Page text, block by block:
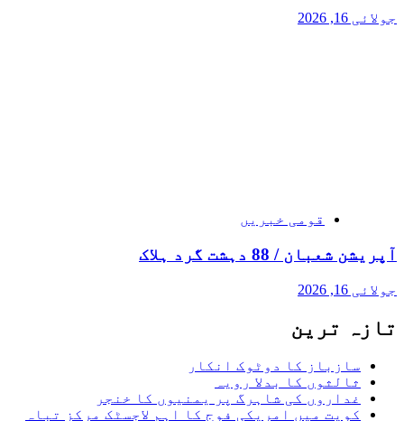
جولائی 16, 2026
قومی خبریں
آپریشن شعبان / 88 دہشت گرد ہلاک
جولائی 16, 2026
تازہ ترین
سازباز کا دوٹوک انکار
ثالثوں کا بدلا رویہ
غداروں کی شاہرگ پر یمنیوں کا خنجر
کویت میں امریکی فوج کا اہم لاجسٹک مرکز تباہ